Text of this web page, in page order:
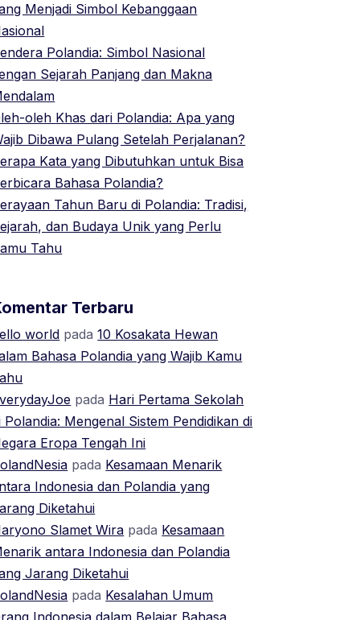
Menjadi Simbol Kebanggaan
Polandia: Simbol Nasional
Sejarah Panjang dan Makna
oleh Khas dari Polandia: Apa yang
Dibawa Pulang Setelah Perjalanan?
Kata yang Dibutuhkan untuk Bisa
Bahasa Polandia?
Tahun Baru di Polandia: Tradisi,
dan Budaya Unik yang Perlu
Tahu
Terbaru
world pada10 Kosakata Hewan
Bahasa Polandia yang Wajib Kamu
pada Hari Pertama Sekolah
Polandia: Mengenal Sistem Pendidikan di
Eropa Tengah Ini
pada Kesamaan Menarik
Indonesia dan Polandia yang
Diketahui
Slamet Wira pada Kesamaan
antara Indonesia dan Polandia
Jarang Diketahui
pada Kesalahan Umum
Indonesia dalam Belajar Bahasa